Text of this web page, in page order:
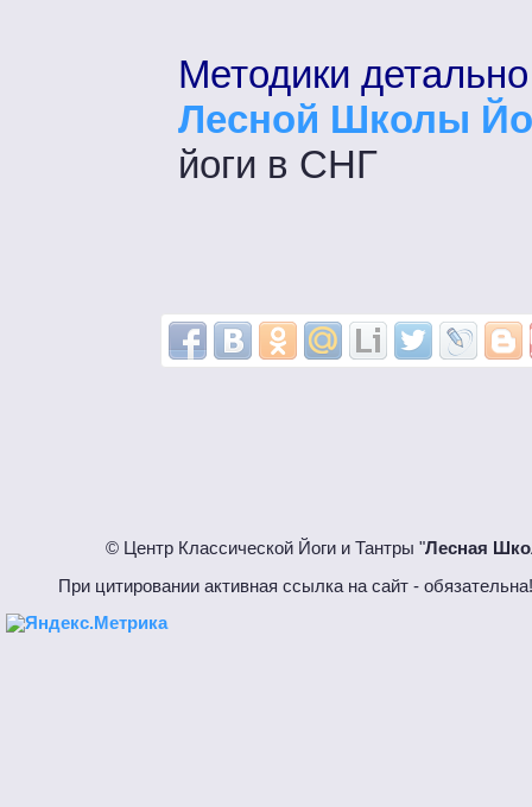
Методики
Лесной Школы
йоги в СНГ
© Центр Классической Йоги и Тантры "Лесная
При цитировании активная ссылка на сайт -